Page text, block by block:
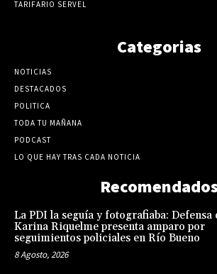
TARIFARIO SERVEL
Categorias
NOTICIAS
DESTACADOS
POLITICA
TODA TU MAÑANA
PODCAST
LO QUE HAY TRAS CADA NOTICIA
La PDI la seguía y fotografiaba: Defensa
Karina Riquelme presenta amparo por
seguimientos policiales en Río Bueno
8 Agosto, 2026